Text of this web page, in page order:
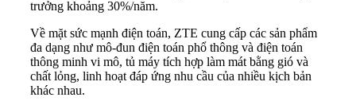
trưởng khoảng 30%/năm.
Về mặt sức mạnh điện toán, ZTE cung cấp các sản phẩm
đa dạng như mô-đun điện toán phổ thông và điện toán
thông minh vi mô, tủ máy tích hợp làm mát bằng gió và
chất lỏng, linh hoạt đáp ứng nhu cầu của nhiều kịch bản
khác nhau.